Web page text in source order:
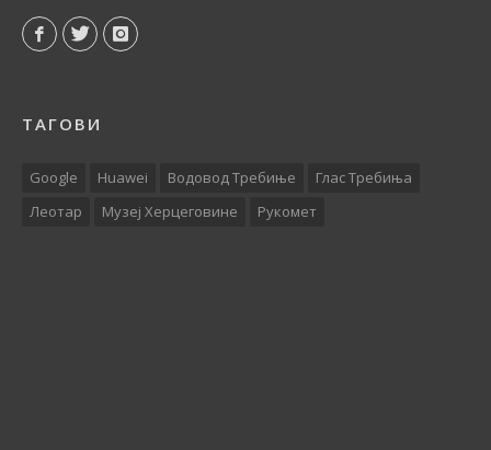
ТАГОВИ
Google Huawei Водовод Требиње
Глас Требиња
Леотар
Музеј Херцеговине Рукомет